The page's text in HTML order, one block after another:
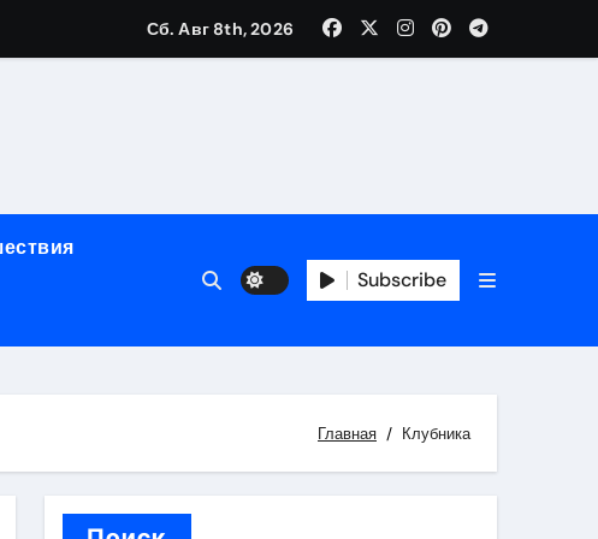
персональный подход и лицензированные врачи
за один день
Сб. Авг 8th, 2026
Subscribe
Главная Клубника